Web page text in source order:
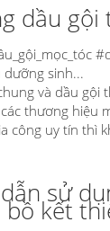
dầu
dưỡng sinh...
và dầu gội
thương hiệu
công uy tín thì
sử
bồ kết